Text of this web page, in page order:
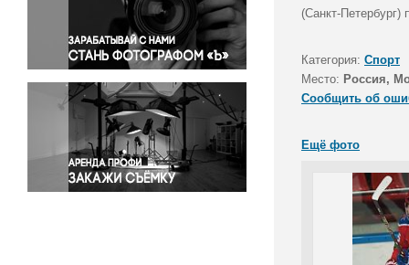
Правосудие
Происшествия и конфликты
Религия
Светская жизнь
Спорт
Экология
Экономика и бизнес
(Санкт-
Категория: Спорт
Место: Россия,
Сообщить об
Ещё фото